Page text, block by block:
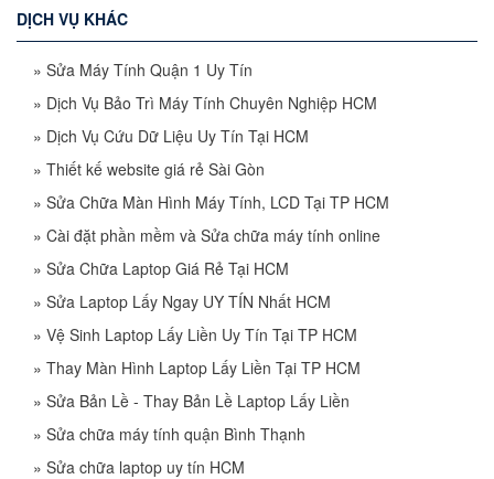
DỊCH VỤ KHÁC
» Sửa Máy Tính Quận 1 Uy Tín
» Dịch Vụ Bảo Trì Máy Tính Chuyên Nghiệp HCM
» Dịch Vụ Cứu Dữ Liệu Uy Tín Tại HCM
» Thiết kế website giá rẻ Sài Gòn
» Sửa Chữa Màn Hình Máy Tính, LCD Tại TP HCM
» Cài đặt phần mềm và Sửa chữa máy tính online
» Sửa Chữa Laptop Giá Rẻ Tại HCM
» Sửa Laptop Lấy Ngay UY TÍN Nhất HCM
» Vệ Sinh Laptop Lấy Liền Uy Tín Tại TP HCM
» Thay Màn Hình Laptop Lấy Liền Tại TP HCM
» Sửa Bản Lề - Thay Bản Lề Laptop Lấy Liền
» Sửa chữa máy tính quận Bình Thạnh
» Sửa chữa laptop uy tín HCM